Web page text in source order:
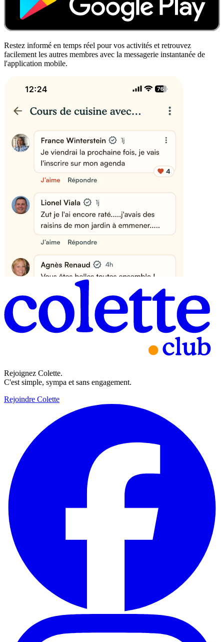
Restez informé en temps réel pour vos activités et retrouvez
facilement les autres membres avec la messagerie instantanée de
l'application mobile.
Rejoignez Colette.
C'est simple, sympa et sans engagement.
Rejoindre Colette